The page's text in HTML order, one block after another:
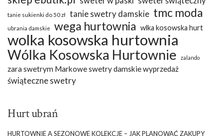
tanie sukienki do 50 zł tanie swetry damskie tmc moda
ubrania damskie wega hurtownia wlka kosowska hurt
wolka kosowska hurtownia
Wólka Kosowska Hurtownie zalando
zara swetrym Markowe swetry damskie wyprzedaż
świąteczne swetry
Hurt ubrań
HURTOWNIE A SEZONOWE KOLEKCJE – JAK PLANOWAĆ ZAKUPY